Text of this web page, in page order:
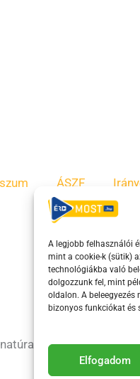
A legjobb felhasználói
mint a cookie-k (sütik)
technológiákba való
dolgozzunk fel, mint
oldalon. A
bizonyos funkciókat és
Elfogadom
ÁSZF
program keretében